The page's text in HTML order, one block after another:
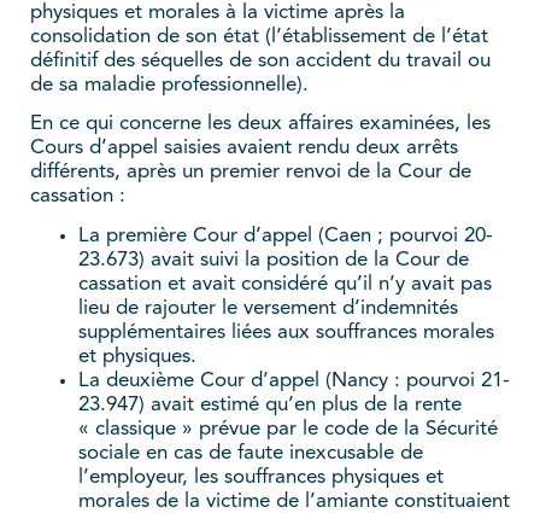
physiques et morales à la victime après la
consolidation de son état (l’établissement de l’état
définitif des séquelles de son accident du travail ou
de sa maladie professionnelle).
En ce qui concerne les deux affaires examinées, les
Cours d’appel saisies avaient rendu deux arrêts
différents, après un premier renvoi de la Cour de
cassation :
La première Cour d’appel (Caen ; pourvoi 20-
23.673) avait suivi la position de la Cour de
cassation et avait considéré qu’il n’y avait pas
lieu de rajouter le versement d’indemnités
supplémentaires liées aux souffrances morales
et physiques.
La deuxième Cour d’appel (Nancy : pourvoi 21-
23.947) avait estimé qu’en plus de la rente
« classique » prévue par le code de la Sécurité
sociale en cas de faute inexcusable de
l’employeur, les souffrances physiques et
morales de la victime de l’amiante constituaient